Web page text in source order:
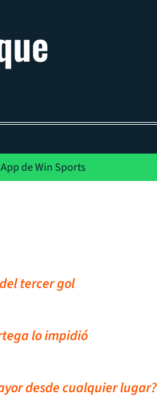
de Win Sports
tercer gol
lo impidió
desde cualquier lugar?